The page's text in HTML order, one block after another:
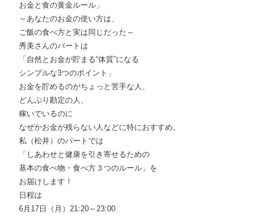
お金と食の黄金ルール」
～あなたのお金の使い方は、
ご飯の食べ方と実は同じだった～
秀美さんのパートは
「自然とお金が貯まる“体質”になる
シンプルな3つのポイント」
お金を貯めるのがちょっと苦手な人、
どんぶり勘定の人、
稼いでいるのに
なぜかお金が残らない人などに特におすすめ。
私（松井）のパートでは
「しあわせと健康を引き寄せるための
基本の食べ物・食べ方３つのルール」を
お届けします！
日程は
6月17日（月）21:20～23:00